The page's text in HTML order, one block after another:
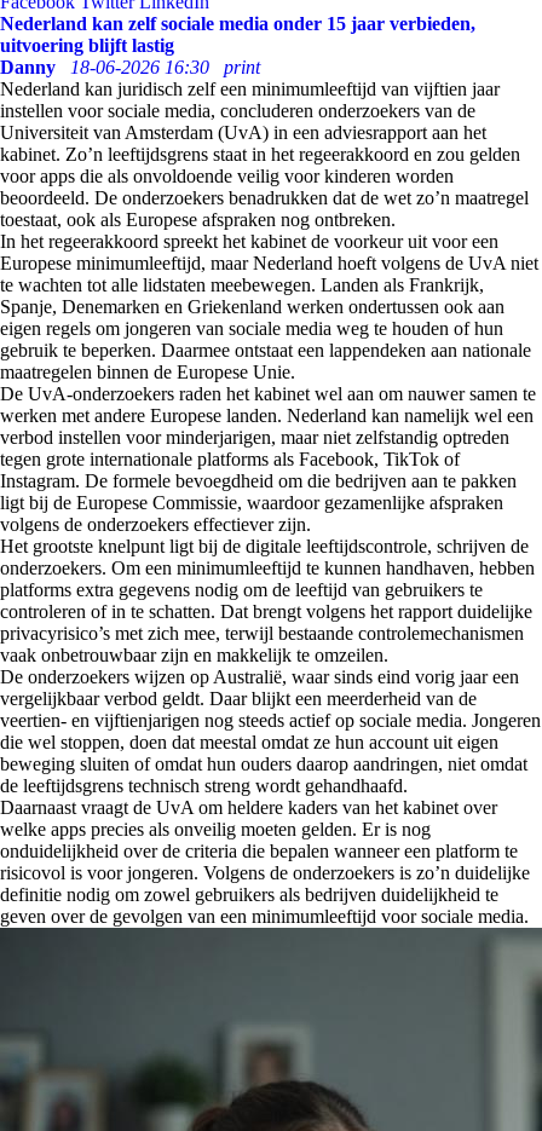
Nederland kan zelf sociale media onder 15 jaar verbieden,
uitvoering blijft lastig
Danny
18-06-2026 16:30
print
Nederland kan juridisch zelf een minimumleeftijd van vijftien jaar
instellen voor sociale media, concluderen onderzoekers van de
Universiteit van Amsterdam (UvA) in een adviesrapport aan het
kabinet. Zo’n leeftijdsgrens staat in het regeerakkoord en zou gelden
voor apps die als onvoldoende veilig voor kinderen worden
beoordeeld. De onderzoekers benadrukken dat de wet zo’n maatregel
toestaat, ook als Europese afspraken nog ontbreken.
In het regeerakkoord spreekt het kabinet de voorkeur uit voor een
Europese minimumleeftijd, maar Nederland hoeft volgens de UvA niet
te wachten tot alle lidstaten meebewegen. Landen als Frankrijk,
Spanje, Denemarken en Griekenland werken ondertussen ook aan
eigen regels om jongeren van sociale media weg te houden of hun
gebruik te beperken. Daarmee ontstaat een lappendeken aan nationale
maatregelen binnen de Europese Unie.
De UvA-onderzoekers raden het kabinet wel aan om nauwer samen te
werken met andere Europese landen. Nederland kan namelijk wel een
verbod instellen voor minderjarigen, maar niet zelfstandig optreden
tegen grote internationale platforms als Facebook, TikTok of
Instagram. De formele bevoegdheid om die bedrijven aan te pakken
ligt bij de Europese Commissie, waardoor gezamenlijke afspraken
volgens de onderzoekers effectiever zijn.
Het grootste knelpunt ligt bij de digitale leeftijdscontrole, schrijven de
onderzoekers. Om een minimumleeftijd te kunnen handhaven, hebben
platforms extra gegevens nodig om de leeftijd van gebruikers te
controleren of in te schatten. Dat brengt volgens het rapport duidelijke
privacyrisico’s met zich mee, terwijl bestaande controlemechanismen
vaak onbetrouwbaar zijn en makkelijk te omzeilen.
De onderzoekers wijzen op Australië, waar sinds eind vorig jaar een
vergelijkbaar verbod geldt. Daar blijkt een meerderheid van de
veertien- en vijftienjarigen nog steeds actief op sociale media. Jongeren
die wel stoppen, doen dat meestal omdat ze hun account uit eigen
beweging sluiten of omdat hun ouders daarop aandringen, niet omdat
de leeftijdsgrens technisch streng wordt gehandhaafd.
Daarnaast vraagt de UvA om heldere kaders van het kabinet over
welke apps precies als onveilig moeten gelden. Er is nog
onduidelijkheid over de criteria die bepalen wanneer een platform te
risicovol is voor jongeren. Volgens de onderzoekers is zo’n duidelijke
definitie nodig om zowel gebruikers als bedrijven duidelijkheid te
geven over de gevolgen van een minimumleeftijd voor sociale media.